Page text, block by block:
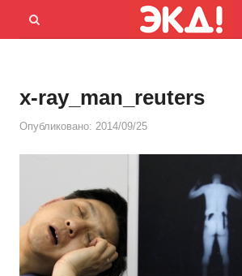
Menu
Открыть
x-ray_man_reuters
Опубликовано: 2014/09/25